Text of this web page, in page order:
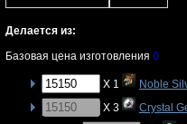
Делается из:
Базовая цена изготовления 0
X 1
Noble
X 3
Crystal